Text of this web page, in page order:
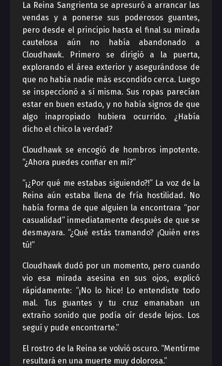
La Reina Sangrienta se apresuró a arrancar las
vendas y a ponerse sus poderosos guantes,
pero desde el principio hasta el final su mirada
cautelosa aún no había abandonado a
Cloudhawk. Primero se dirigió a la puerta,
explorando el área exterior y asegurándose de
que no había nadie más escondido cerca. Luego
se inspeccionó a sí misma. Sus ropas parecían
estar en buen estado, y no había signos de que
algo inapropiado hubiera ocurrido. ¿Había
dicho el chico la verdad?
Cloudhawk se encogió de hombros impotente.
“¿Ahora puedes confiar en mí?”
“¡¿Por qué me estabas siguiendo?!” La voz de la
Reina aún estaba llena de fría hostilidad. No
había forma de que alguien la encontrara “por
casualidad” inmediatamente después de que se
desmayara. “¿Qué estás tramando? ¡Quién eres
tú!”
Cloudhawk dudó por un momento, pero cuando
vio esa mirada asesina en sus ojos, explicó
rápidamente: “¡No lo hice! Lo entendiste todo
mal. Tus guantes y tu cruz emanaban un
extraño sonido que podía oír desde lejos. Los
seguí y pude encontrarte.”
El rostro de la Reina se volvió oscuro. “Mentirme
resultará en una muerte muy dolorosa.”